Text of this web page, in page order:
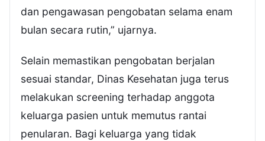
dan pengawasan pengobatan selama enam
bulan secara rutin,” ujarnya.
Selain memastikan pengobatan berjalan
sesuai standar, Dinas Kesehatan juga terus
melakukan screening terhadap anggota
keluarga pasien untuk memutus rantai
penularan. Bagi keluarga yang tidak